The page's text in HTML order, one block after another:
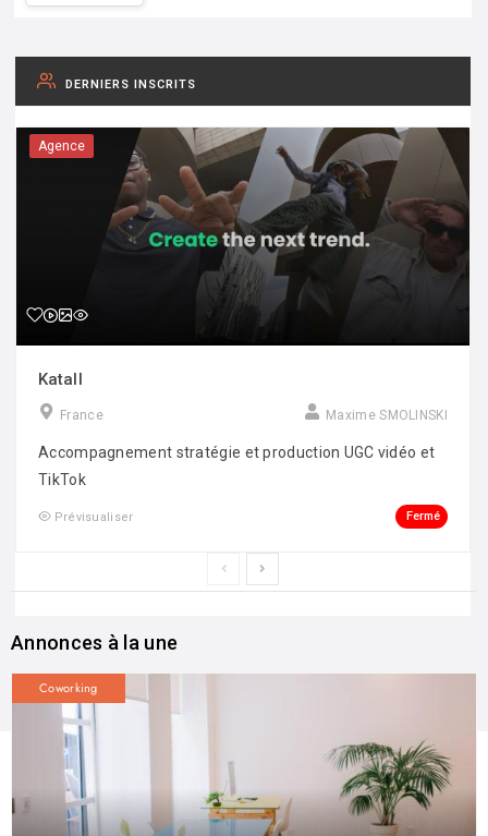
DERNIERS INSCRITS
Agence
Katall
France Maxime SMOLINSKI
Accompagnement stratégie et production UGC vidéo et
TikTok
Prévisualiser Fermé
Annonces à la une
Coworking